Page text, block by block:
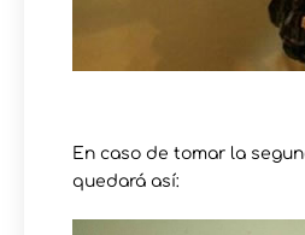
En caso de tomar la
quedará así: